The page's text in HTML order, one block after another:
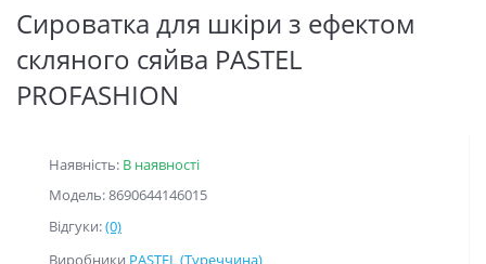
Сироватка для шкіри з ефектом
скляного сяйва PASTEL
PROFASHION
Наявність: В наявності
Модель: 8690644146015
Відгуки:(0)
Виробники PASTEL (Туреччина)